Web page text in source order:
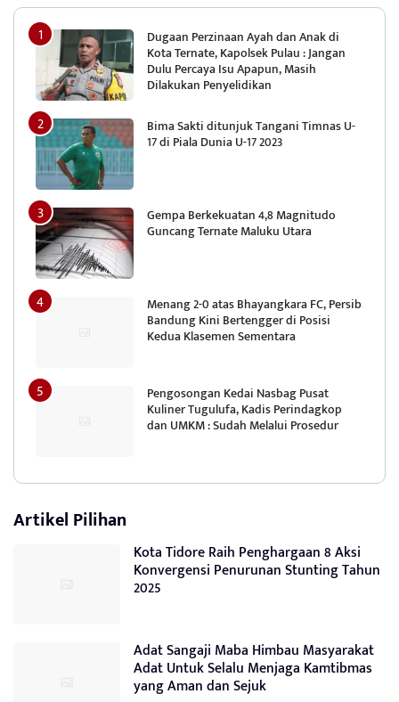
Dugaan Perzinaan Ayah dan Anak di
Kota Ternate, Kapolsek Pulau : Jangan
Dulu Percaya Isu Apapun, Masih
Dilakukan Penyelidikan
Bima Sakti ditunjuk Tangani Timnas U-
17 di Piala Dunia U-17 2023
Gempa Berkekuatan 4,8 Magnitudo
Guncang Ternate Maluku Utara
Menang 2-0 atas Bhayangkara FC, Persib
Bandung Kini Bertengger di Posisi
Kedua Klasemen Sementara
Pengosongan Kedai Nasbag Pusat
Kuliner Tugulufa, Kadis Perindagkop
dan UMKM : Sudah Melalui Prosedur
Artikel Pilihan
Kota Tidore Raih Penghargaan 8 Aksi
Konvergensi Penurunan Stunting Tahun
2025
Adat Sangaji Maba Himbau Masyarakat
Adat Untuk Selalu Menjaga Kamtibmas
yang Aman dan Sejuk